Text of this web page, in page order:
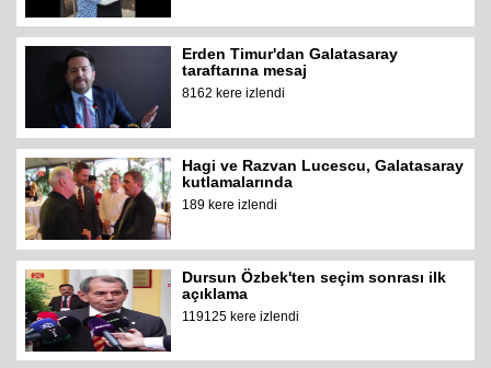
Erden Timur'dan Galatasaray
taraftarına mesaj
8162 kere izlendi
Hagi ve Razvan Lucescu, Galatasaray
kutlamalarında
189 kere izlendi
Dursun Özbek'ten seçim sonrası ilk
açıklama
119125 kere izlendi